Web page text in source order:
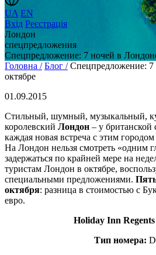
UA EN
Вхід Реєстрація
Лондон
спецпредложения
Спецпредложение: 7 ночей в
Головна / Блог / Спецпредложение:
октябре
01.09.2015
Стильный, шумный, музыкальный,
королевский Лондон – у
каждая новая встреча с этим
На Лондон нельзя смотреть «одним
задержаться по крайней мере на
туристам Лондон в октябре,
специальными предложениями.
октября: разница в стоимостью с
евро.
Holiday Inn
Тип номера: